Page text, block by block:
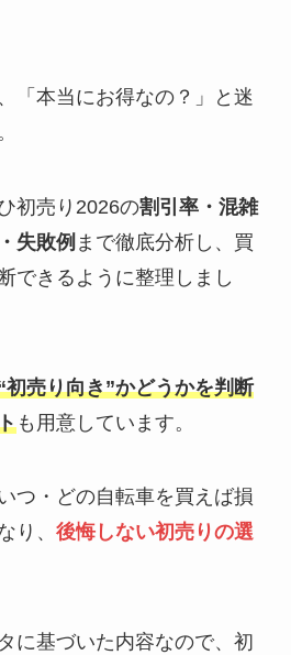
「本当にお得なの？」と迷
初売り2026の割引率・混雑
失敗例 まで徹底分析し、買
できるように整理しまし
初売り向き”かどうかを判断
も用意しています。
つ・どの自転車を買えば損
り、 後悔しない初売りの選
に基づいた内容なので、初